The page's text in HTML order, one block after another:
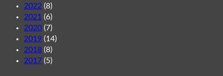
2022 (8)
2021 (6)
2020 (7)
2019 (14)
2018 (8)
2017 (5)